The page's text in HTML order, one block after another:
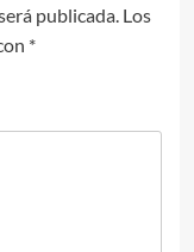
publicada. Los
*